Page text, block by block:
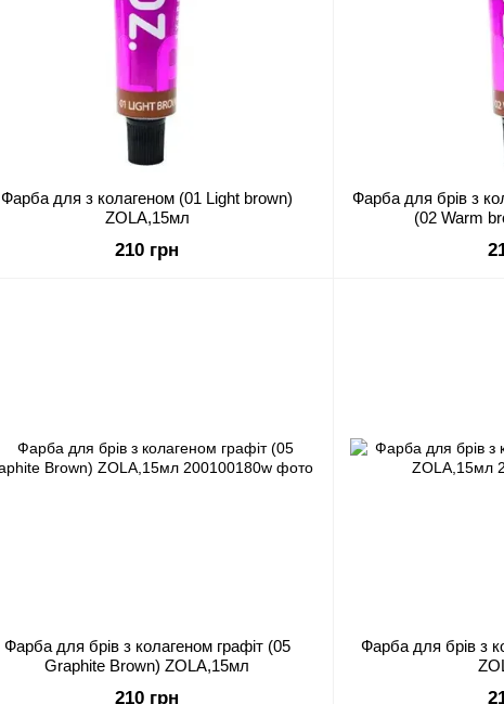
Фарба для з колагеном (01 Light brown)
ZOLA,15мл
210 грн
Фарба для брів з
(02 Warm
Фарба для брів з колагеном графіт (05
Graphite Brown) ZOLA,15мл
210 грн
Фарба для брів з колагеном